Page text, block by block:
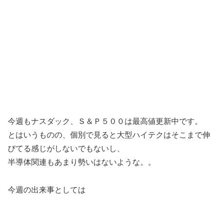
今週もナスダック、Ｓ＆Ｐ５００は最高値更新中です。
とはいうものの、個別で見ると大型ハイテクはそこまで伸
びてる感じがしないでもないし、
半導体関連もあまり勢いはないような。。
今週の出来事としては